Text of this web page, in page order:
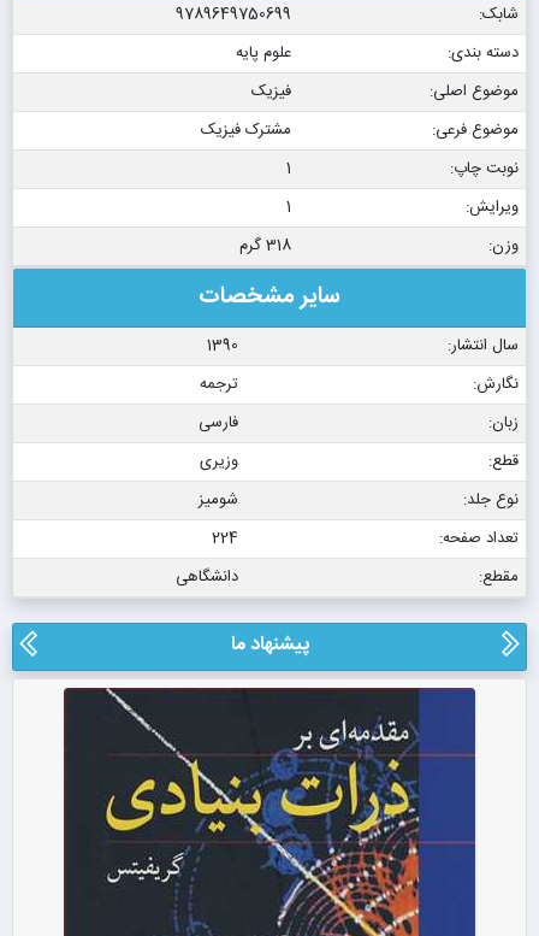
شابک:
9789649750699
دسته بندی:
علوم پایه
موضوع اصلی:
فیزیک
موضوع فرعی:
مشترک فیزیک
نوبت چاپ:
1
ویرایش:
1
وزن:
318 گرم
سایر مشخصات
سال انتشار:
1390
نگارش:
ترجمه
زبان:
فارسی
قطع:
وزیری
نوع جلد:
شومیز
تعداد صفحه:
224
مقطع:
دانشگاهی
پیشنهاد ما